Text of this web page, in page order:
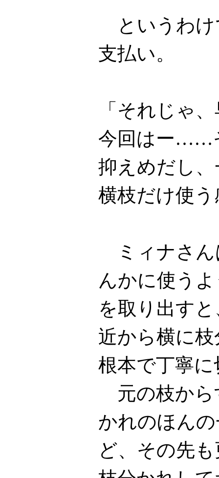
というわけ
支払い。
「それじゃ
今回はー……
抑えめだし
横枝だけ使
ミィナさん
んかに使う
を取り出す
近から横に
根本で丁寧
元の枝から
かれのほん
ど、その先